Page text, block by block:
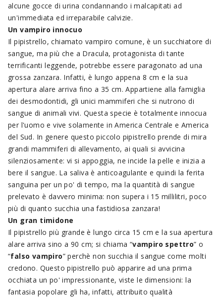
alcune gocce di urina condannando i malcapitati ad
un'immediata ed irreparabile calvizie.
Un vampiro innocuo
Il pipistrello, chiamato vampiro comune, è un succhiatore di
sangue, ma più che a Dracula, protagonista di tante
terrificanti leggende, potrebbe essere paragonato ad una
grossa zanzara. Infatti, è lungo appena 8 cm e la sua
apertura alare arriva fino a 35 cm. Appartiene alla famiglia
dei desmodontidi, gli unici mammiferi che si nutrono di
sangue di animali vivi. Questa specie è totalmente innocua
per l'uomo e vive solamente in America Centrale e America
del Sud. In genere questo piccolo pipistrello prende di mira
grandi mammiferi di allevamento, ai quali si avvicina
silenziosamente: vi si appoggia, ne incide la pelle e inizia a
bere il sangue. La saliva è anticoagulante e quindi la ferita
sanguina per un po' di tempo, ma la quantità di sangue
prelevato è davvero minima: non supera i 15 millilitri, poco
più di quanto succhia una fastidiosa zanzara!
Un gran timidone
Il pipistrello più grande è lungo circa 15 cm e la sua apertura
alare arriva sino a 90 cm; si chiama “vampiro spettro” o
“falso vampiro” perchè non succhia il sangue come molti
credono. Questo pipistrello può apparire ad una prima
occhiata un po' impressionante, viste le dimensioni: la
fantasia popolare gli ha, infatti, attribuito qualità